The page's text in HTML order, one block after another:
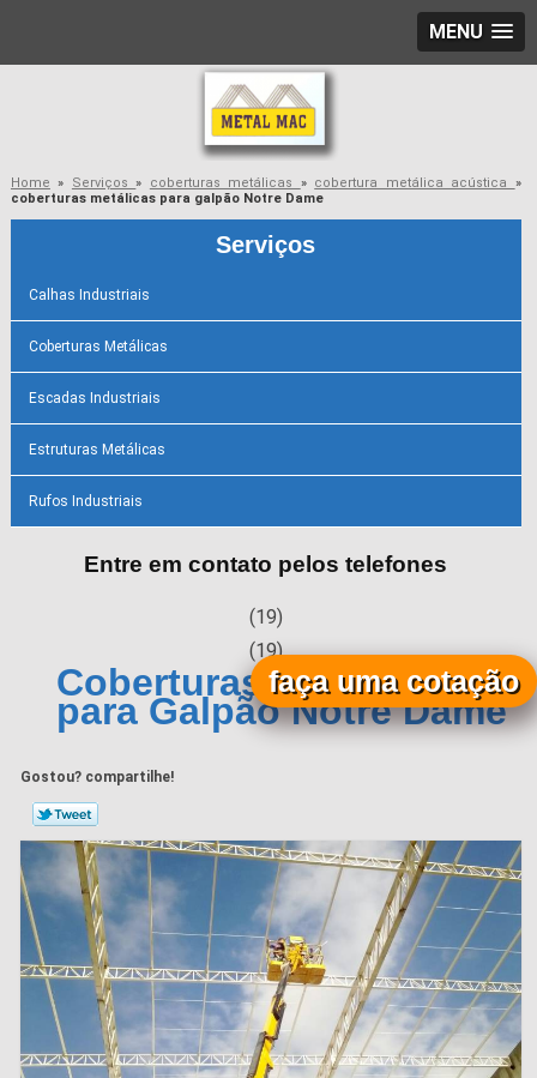
MENU
Home » Serviços» coberturas metálicas » cobertura metálica acústica »
coberturas metálicas para galpão Notre Dame
Serviços
Calhas Industriais
Coberturas Metálicas
Escadas Industriais
Estruturas Metálicas
Rufos Industriais
Entre em contato pelos telefones
(19)
(19)
Coberturas Metálicas
para Galpão Notre Dame
Gostou? compartilhe!
faça uma cotação